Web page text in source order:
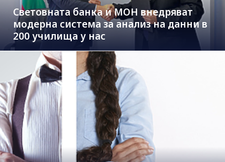
Световната банка и МОН внедряват
модерна система за анализ на данни в
200 училища у нас